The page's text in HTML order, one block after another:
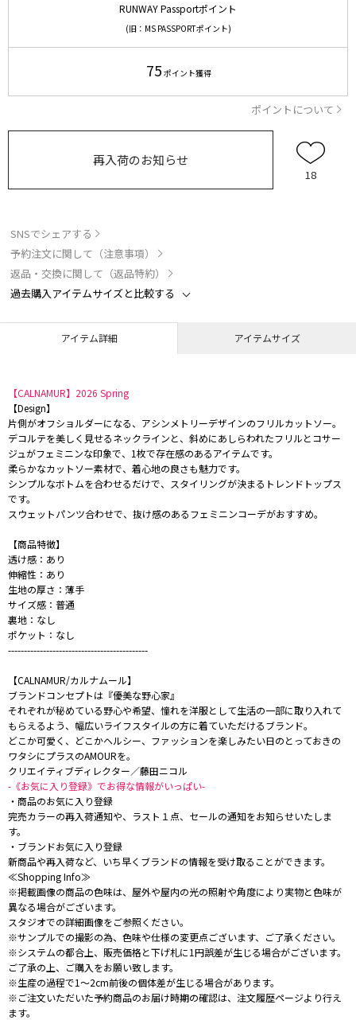
RUNWAY Passportポイント
(旧：MS PASSPORTポイント)
75 ポイント獲得
ポイントについて
再入荷のお知らせ
18
SNSでシェアする
予約注文に関して（注意事項）
返品・交換に関して（返品特約）
過去購入アイテムサイズと比較する
アイテム詳細 アイテムサイズ
【CALNAMUR】2026 Spring
【Design】
片側がオフショルダーになる、アシンメトリーデザインのフリルカットソー。
デコルテを美しく見せるネックラインと、斜めにあしらわれたフリルとコサー
ジュがフェミニンな印象で、1枚で存在感のあるアイテムです。
柔らかなカットソー素材で、着心地の良さも魅力です。
シンプルなボトムを合わせるだけで、スタイリングが決まるトレンドトップス
です。
スウェットパンツ合わせで、抜け感のあるフェミニンコーデがおすすめ。
【商品特徴】
透け感：あり
伸縮性：あり
生地の厚さ：薄手
サイズ感：普通
裏地：なし
ポケット：なし
--------------------------------------------
【CALNAMUR/カルナムール】
ブランドコンセプトは『優美な野心家』
それぞれが秘めている野心や希望、憧れを洋服として生活の一部に取り入れて
もらえるよう、幅広いライフスタイルの方に着ていただけるブランド。
どこか可愛く、どこかヘルシー、ファッションを楽しみたい日のとっておきの
ワタシにプラスのAMOURを。
クリエイティブディレクター／藤田ニコル
-《お気に入り登録》でお得な情報がいっぱい-
・商品のお気に入り登録
完売カラーの再入荷通知や、ラスト１点、セールの通知をお知らせいたしま
す。
・ブランドお気に入り登録
新商品や再入荷など、いち早くブランドの情報を受け取ることができます。
≪Shopping Info≫
※掲載画像の商品の色味は、屋外や屋内の光の照射や角度により実物と色味が
異なる場合がございます。
スタジオでの詳細画像をご参照ください。
※サンプルでの撮影の為、色味や仕様の変更点ございます、ご了承ください。
※システムの都合上、販売価格と下げ札に1円誤差が生じる場合がございます。
ご了承の上、ご購入をお願い致します。
※生産の過程で1～2cm前後の個体差が生じる場合があります。
※ご注文いただいた予約商品のお届け時期の確認は、注文履歴ページより行え
ます。